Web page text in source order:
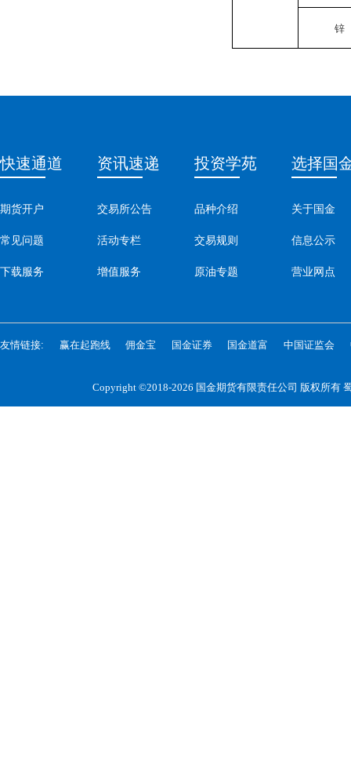
锌
快速通道
期货开户
常见问题
下载服务
资讯速递
交易所公告
活动专栏
增值服务
投资学苑
品种介绍
交易规则
原油专题
选择国
关于国金
信息公示
营业网点
友情链接: 赢在起跑线 佣金宝 国金证券 国金道富 中国证监会
Copyright ©2018-2026 国金期货有限责任公司 版权所有